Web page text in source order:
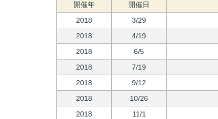
開催年 開催日
2018
3/29
2018
4/19
2018
6/5
2018
7/19
2018
9/12
2018
10/26
2018
11/1